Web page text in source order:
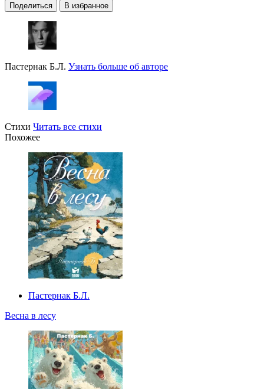
Поделиться В избранное
Пастернак Б.Л. Узнать больше об авторе
Стихи Читать все стихи
Похожее
Пастернак Б.Л.
Весна в лесу